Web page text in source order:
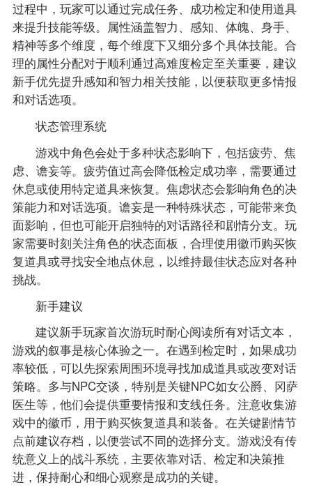
过程中，玩家可以通过完成任务、成功检定和使用道具
来提升技能等级。属性涵盖智力、感知、体魄、身手、
精神等多个维度，每个维度下又细分多个具体技能。合
理的属性分配对于顺利通过高难度检定至关重要，建议
新手优先提升感知和智力相关技能，以便获取更多情报
和对话选项。
状态管理系统
游戏中角色会处于多种状态影响下，包括疲劳、焦
虑、谵妄等。疲劳值过高会降低检定成功率，需要通过
休息或使用特定道具来恢复。焦虑状态会影响角色的决
策能力和对话选项。谵妄是一种特殊状态，可能带来负
面影响，但也可能开启独特的对话路径和剧情分支。玩
家需要时刻关注角色的状态面板，合理使用徽币购买恢
复道具或寻找安全地点休息，以维持最佳状态应对各种
挑战。
新手建议
建议新手玩家首次游玩时耐心阅读所有对话文本，
游戏的叙事是核心体验之一。在遇到检定时，如果成功
率较低，可以先探索周围环境寻找加成道具或改变对话
策略。多与NPC交谈，特别是关键NPC如女公爵、冈萨
医生等，他们会提供重要情报和支线任务。注意收集游
戏中的徽币，用于购买恢复道具和装备。在关键剧情节
点前建议存档，以便尝试不同的选择分支。游戏没有传
统意义上的战斗系统，主要依靠对话、检定和决策推
进，保持耐心和细心观察是成功的关键。